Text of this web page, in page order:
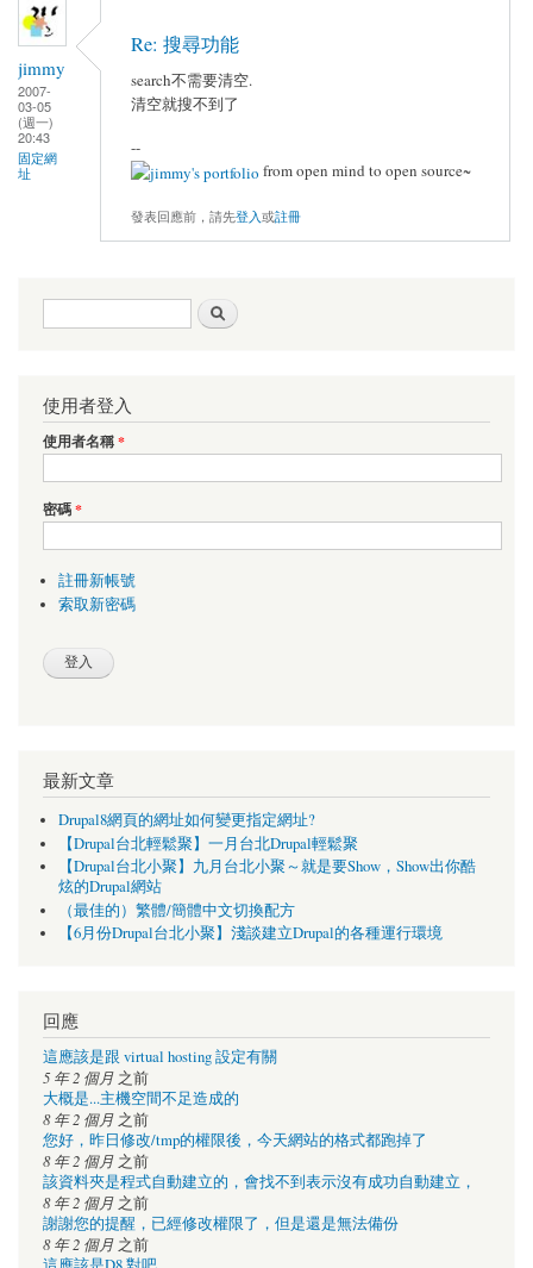
jimmy
2007-
03-05
(週一)
20:43
固定網
址
Re: 搜尋功能
search不需要清空.
清空就搜不到了
--
from open mind to open source~
發表回應前，請先登入或註冊
搜尋表單
使用者登入
使用者名稱*
密碼*
註冊新帳號
索取新密碼
最新文章
Drupal8網頁的網址如何變更指定網址?
【Drupal台北輕鬆聚】一月台北Drupal輕鬆聚
【Drupal台北小聚】九月台北小聚～就是要Show，Show出你酷
炫的Drupal網站
（最佳的）繁體/簡體中文切換配方
【6月份Drupal台北小聚】淺談建立Drupal的各種運行環境
回應
這應該是跟 virtual hosting 設定有關
5 年 2 個月 之前
大概是...主機空間不足造成的
8 年 2 個月 之前
您好，昨日修改/tmp的權限後，今天網站的格式都跑掉了
8 年 2 個月 之前
該資料夾是程式自動建立的，會找不到表示沒有成功自動建立，
8 年 2 個月 之前
謝謝您的提醒，已經修改權限了，但是還是無法備份
8 年 2 個月 之前